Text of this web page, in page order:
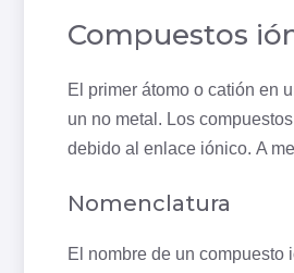
Compuestos
El primer átomo o catión en
un no metal. Los
debido al enlace iónico. A
Nomenclatura
El nombre de un compuesto